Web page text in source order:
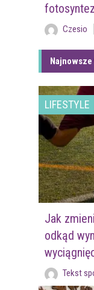
Czesio
Najnowsze
LIFESTYLE
Jak
odkąd
Tekst